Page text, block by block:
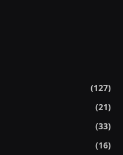
(127)
(21)
(33)
(16)